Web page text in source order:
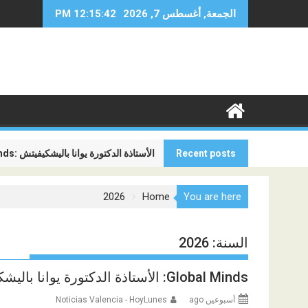
الجمعة, أغسطس 7, 2026 12:15:44 PM
Recent posts Global Minds: الأستاذة الدكتورة يوانا باليشكيفيتش
المنافسة الجديدة بين شركات
You are here
Home
2026
السنة: 2026
Global Minds: الأستاذة الدكتورة يوانا باليشكيفيتش
أسبوعين ago Noticias Valencia - HoyLunes